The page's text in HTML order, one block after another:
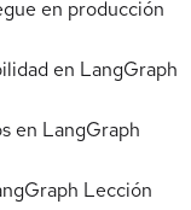
en producción
en LangGraph
en LangGraph
Lección